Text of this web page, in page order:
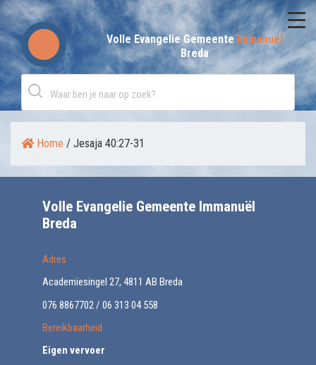
Skip
to
content
Volle Evangelie GemeenteImmanuël
Breda
Home / Jesaja 40:27-31
Volle Evangelie Gemeente Immanuël
Breda
Adres
Academiesingel 27, 4811 AB Breda
076 8867702 / 06 313 04 558
Bereikbaarheid
Eigen vervoer